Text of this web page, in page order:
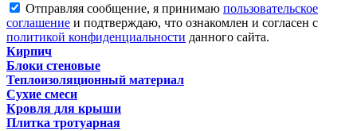
Отправляя сообщение, я принимаю пользовательское
соглашение и подтверждаю, что ознакомлен и согласен с
политикой конфиденциальности данного сайта.
Кирпич
Блоки стеновые
Теплоизоляционный материал
Сухие смеси
Кровля для крыши
Плитка тротуарная